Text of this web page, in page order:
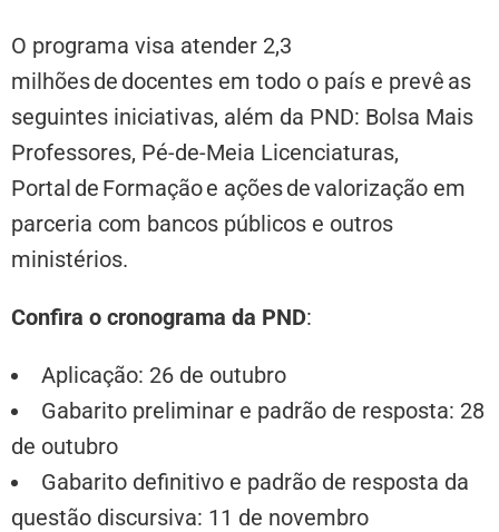
O programa visa atender 2,3
milhões de docentes em todo o país e prevê as
seguintes iniciativas, além da PND: Bolsa Mais
Professores, Pé-de-Meia Licenciaturas,
Portal de Formação e ações de valorização em
parceria com bancos públicos e outros
ministérios.
Confira o cronograma da PND:
Aplicação: 26 de outubro
Gabarito preliminar e padrão de resposta: 28
de outubro
Gabarito definitivo e padrão de resposta da
questão discursiva: 11 de novembro